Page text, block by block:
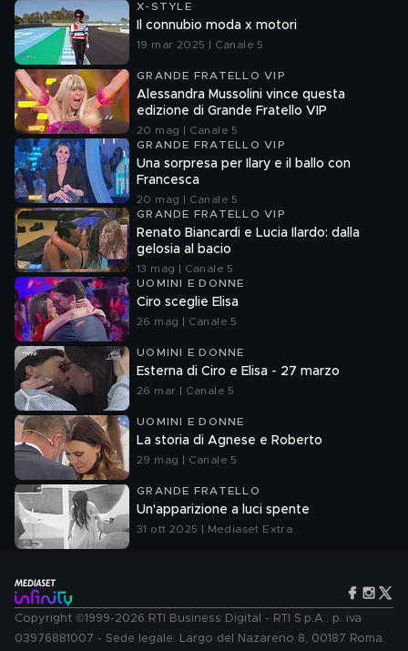
X-STYLE
Il connubio moda x motori
19 mar 2025 | Canale 5
GRANDE FRATELLO VIP
Alessandra Mussolini vince questa
edizione di Grande Fratello VIP
20 mag | Canale 5
GRANDE FRATELLO VIP
Una sorpresa per Ilary e il ballo con
Francesca
20 mag | Canale 5
GRANDE FRATELLO VIP
Renato Biancardi e Lucia Ilardo: dalla
gelosia al bacio
13 mag | Canale 5
UOMINI E DONNE
Ciro sceglie Elisa
26 mag | Canale 5
UOMINI E DONNE
Esterna di Ciro e Elisa - 27 marzo
26 mar | Canale 5
UOMINI E DONNE
La storia di Agnese e Roberto
29 mag | Canale 5
GRANDE FRATELLO
Un'apparizione a luci spente
31 ott 2025 | Mediaset Extra
Copyright ©1999-2026 RTI Business Digital - RTI S.p.A.: p. iva
03976881007 - Sede legale: Largo del Nazareno 8, 00187 Roma.